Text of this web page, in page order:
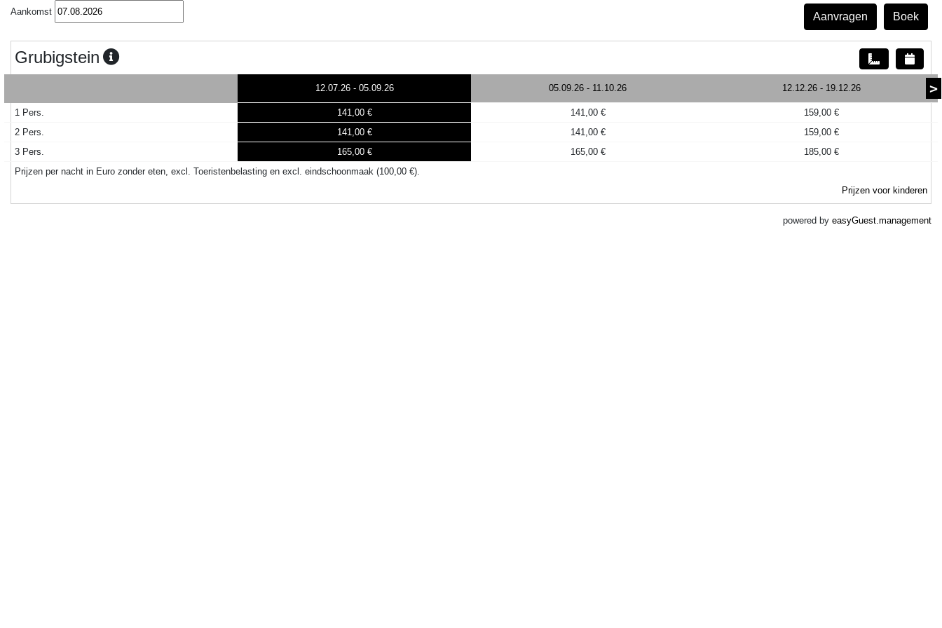
Aankomst Boek
Aanvragen
Grubigstein
>
12.07.26-05.09.26 05.09.26 - 11.10.26 12.12.26-19.12.26
1 Pers. 141,00 € 141,00 €
159,00 €
2 Pers.
141,00 € 141,00 €
159,00 €
3 Pers.
165,00 € 165,00 €
185,00 €
Prijzen per nacht in Euro zonder eten, excl. Toeristenbelasting en excl. eindschoonmaak (100,00 €).
Prijzen voor kinderen
powered by easyGuest.management